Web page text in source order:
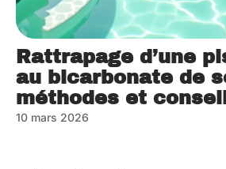
Rattrapage d’une
au bicarbonate de
méthodes et
10 mars 2026